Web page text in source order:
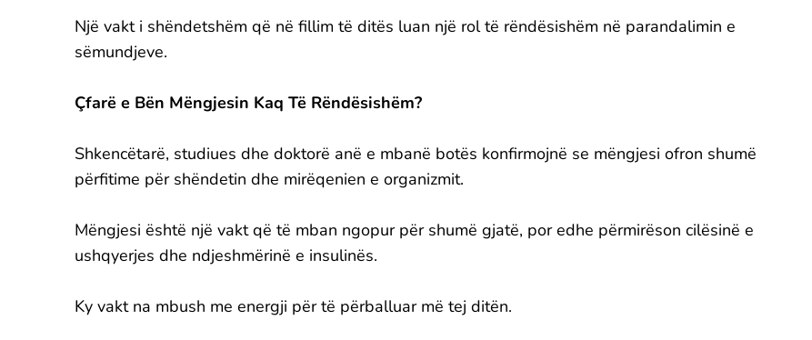
Një vakt i shëndetshëm që në fillim të ditës luan një rol të rëndësishëm në parandalimin e
sëmundjeve.
Çfarë e Bën Mëngjesin Kaq Të Rëndësishëm?
Shkencëtarë, studiues dhe doktorë anë e mbanë botës konfirmojnë se mëngjesi ofron shumë
përfitime për shëndetin dhe mirëqenien e organizmit.
Mëngjesi është një vakt që të mban ngopur për shumë gjatë, por edhe përmirëson cilësinë e
ushqyerjes dhe ndjeshmërinë e insulinës.
Ky vakt na mbush me energji për të përballuar më tej ditën.